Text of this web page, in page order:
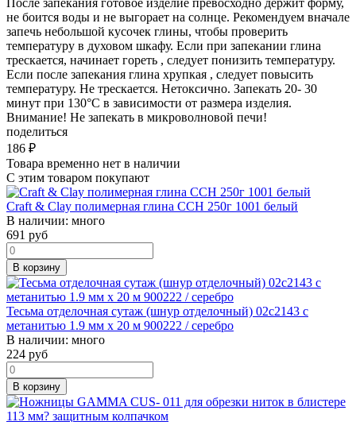
не боится воды и не выгорает на солнце. Рекомендуем вначале
запечь небольшой кусочек глины, чтобы проверить
температуру в духовом шкафу. Если при запекании глина
трескается, начинает гореть , следует понизить температуру.
Если после запекания глина хрупкая , следует повысить
температуру. Не трескается. Нетоксично. Запекать 20- 30
минут при 130°C в зависимости от размера изделия.
Внимание! Не запекать в микроволновой печи!
поделиться
186 ₽
Товара временно нет в наличии
С этим товаром покупают
Craft & Clay полимерная глина CCH 250г 1001 белый
В наличии: много
691 руб
В корзину
Тесьма отделочная сутаж (шнур отделочный) 02с2143 с
метанитью 1.9 мм х 20 м 900222 / серебро
В наличии: много
224 руб
В корзину